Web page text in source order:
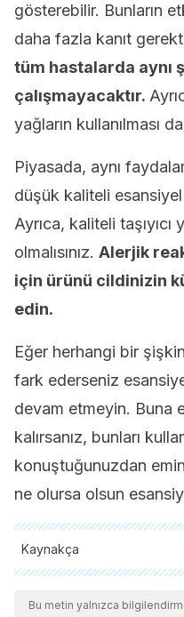
gösterebilir. Bunların
daha fazla kanıt
tüm hastalarda aynı
çalışmayacaktır.
yağların kullanılması
Piyasada, aynı
düşük kaliteli
Ayrıca, kaliteli taşıyıcı
olmalısınız. Alerjik
için ürünü cildinizin
edin.
Eğer herhangi bir
fark ederseniz
devam etmeyin. Buna
kalırsanız, bunları
konuştuğunuzdan
ne olursa olsun
Kaynakça
Tüm alıntı yapılan
güncelliklerini ve
Bu metin yalnızca